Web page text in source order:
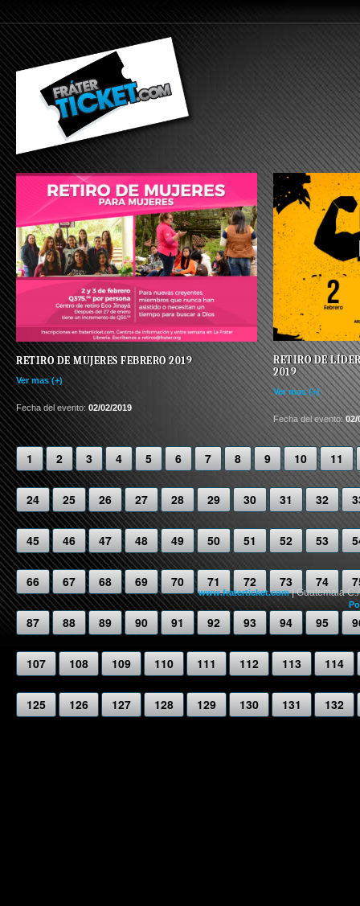
RETIRO DE MUJERES FEBRERO 2019
Ver mas (+)
Fecha del evento: 02/02/2019
RETIRO DE
2019
Ver mas (+)
Fecha del evento:02/
1 2 3 4 5 6 7 8 9 10 11
24 25 26 27 28 29 30 31 32
45 46 47 48 49 50 51 52 53
66 67 68 69 70 71 72 73 74
87 88 89 90 91 92 93 94 95
107 108 109 110 111 112 113 114
125 126 127 128 129 130 131 132
www.fraterticket.com | Guatemala